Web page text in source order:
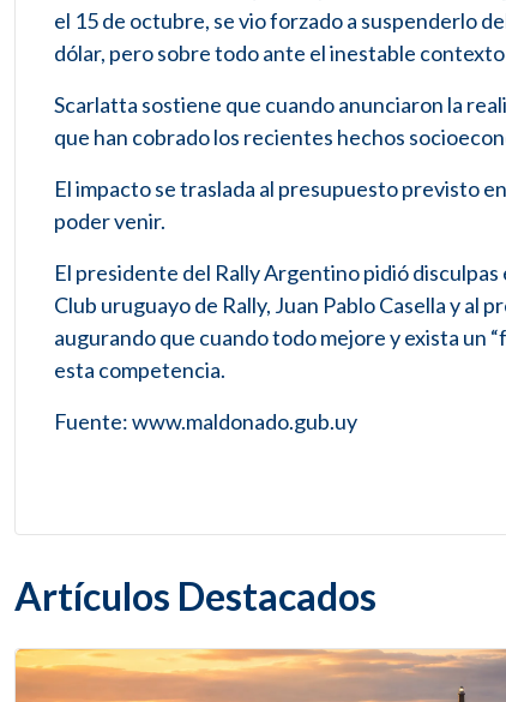
el 15 de octubre, se vio forzado a suspenderlo
dólar, pero sobre todo ante el inestable contexto
Scarlatta sostiene que cuando anunciaron la
que han cobrado los recientes hechos
El impacto se traslada al presupuesto previsto
poder venir.
El presidente del Rally Argentino pidió
Club uruguayo de Rally, Juan Pablo Casella y al
augurando que cuando todo mejore y exista un
esta competencia.
Fuente: www.maldonado.gub.uy
Artículos Destacados